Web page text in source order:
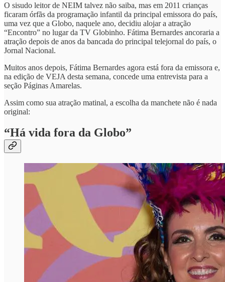
O sisudo leitor de NEIM talvez não saiba, mas em 2011 crianças
ficaram órfãs da programação infantil da principal emissora do país,
uma vez que a Globo, naquele ano, decidiu alojar a atração
“Encontro” no lugar da TV Globinho. Fátima Bernardes ancoraria a
atração depois de anos da bancada do principal telejornal do país, o
Jornal Nacional.
Muitos anos depois, Fátima Bernardes agora está fora da emissora e,
na edição de VEJA desta semana, concede uma entrevista para a
seção Páginas Amarelas.
Assim como sua atração matinal, a escolha da manchete não é nada
original:
“Há vida fora da Globo”